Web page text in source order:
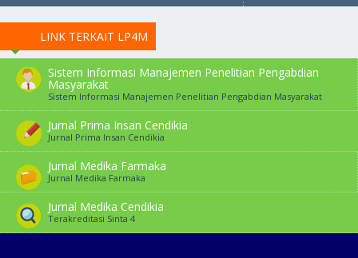
LINK TERKAIT LP4M
Sistem Informasi Manajemen Penelitian Pengabdian
Masyarakat
Sistem Informasi Manajemen Penelitian Pengabdian Masyarakat
Jurnal Prima Insan Cendikia
Jurnal Prima Insan Cendikia
Jurnal Medika Farmaka
Jurnal Medika Farmaka
Jurnal Medika Cendikia
Terakreditasi Sinta 4